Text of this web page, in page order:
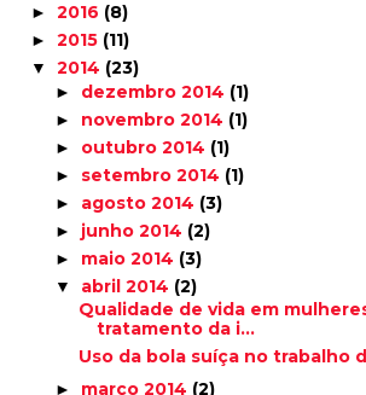
► 2016 (8)
► 2015 (11)
▼ 2014 (23)
► dezembro 2014 (1)
► novembro 2014 (1)
► outubro 2014 (1)
► setembro 2014 (1)
► agosto 2014 (3)
► junho 2014 (2)
► maio 2014 (3)
▼ abril 2014 (2)
Qualidade de vida em
tratamento da i...
Uso da bola suíça no trabalho
► março 2014 (2)